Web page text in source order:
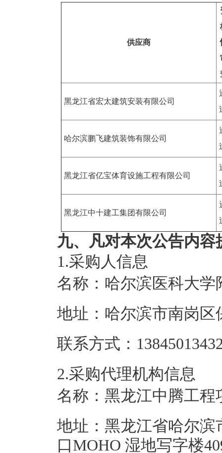
供应商
黑龙江省宏太建筑安装有限公司
哈尔滨鹏飞建筑装饰有限公司
黑龙江省亿宝体育设施工程有限公司
黑龙江中十建工集团有限公司
九、凡对本次公告内
1.采购人信息
名称： 哈尔滨医科大学
地址： 哈尔滨市南岗区
联系方式：
2.采购代理机构信息
名称： 黑龙江中腾工程
地址： 黑龙江省哈尔滨
口MOHO 湿地写字楼